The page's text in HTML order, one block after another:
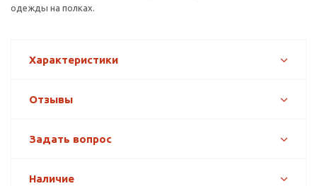
одежды на полках.
Характеристики
Отзывы
Задать вопрос
Наличие